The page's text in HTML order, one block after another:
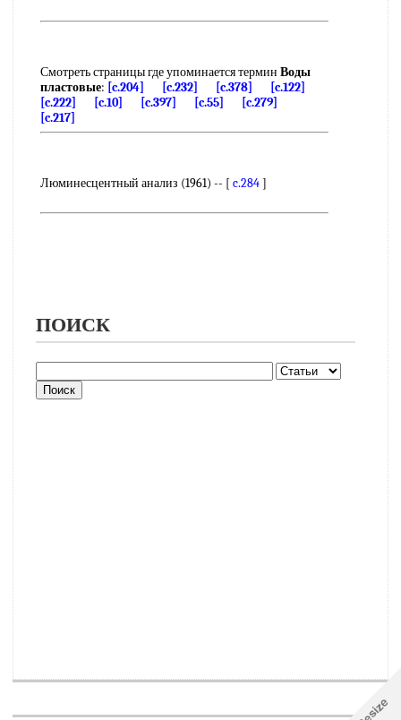
Смотреть страницы где упоминается термин Воды
пластовые: [c.204] [c.232] [c.378]
[c.122]
[c.222]
[c.10] [c.397] [c.55]
[c.279]
[c.217]
Люминесцентный анализ (1961) -- [ c.284]
ПОИСК